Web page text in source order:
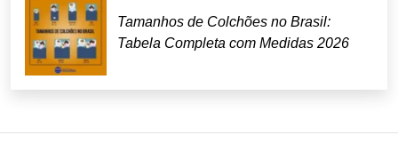
Tamanhos de Colchões no Brasil:
Tabela Completa com Medidas 2026